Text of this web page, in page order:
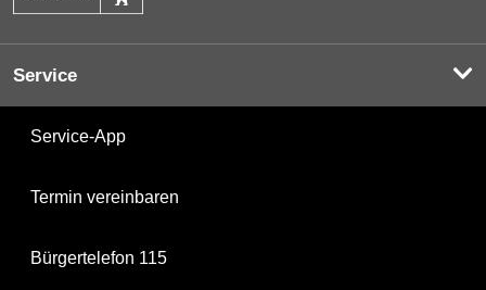
Service
Service-App
Termin vereinbaren
Bürgertelefon 115